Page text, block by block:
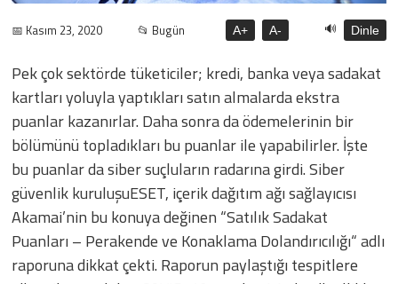
📅 Kasım 23, 2020 📂 Bugün A+ A- 🔊 Dinle
Pek çok sektörde tüketiciler; kredi, banka veya sadakat
kartları yoluyla yaptıkları satın almalarda ekstra
puanlar kazanırlar. Daha sonra da ödemelerinin bir
bölümünü topladıkları bu puanlar ile yapabilirler. İşte
bu puanlar da siber suçluların radarına girdi. Siber
güvenlik kuruluşuESET, içerik dağıtım ağı sağlayıcısı
Akamai’nin bu konuya değinen “Satılık Sadakat
Puanları – Perakende ve Konaklama Dolandırıcılığı“ adlı
raporuna dikkat çekti. Raporun paylaştığı tespitlere